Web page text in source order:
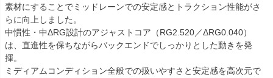
素材にすることでミッドレーンでの安定感とトラクション性能がさ
らに向上しました。
中慣性・中ΔRG設計のアジャストコア（RG2.520／ΔRG0.040）
は、直進性を保ちながらバックエンドでしっかりとした動きを発
揮。
ミディアムコンディション全般での扱いやすさと安定感を高次元で